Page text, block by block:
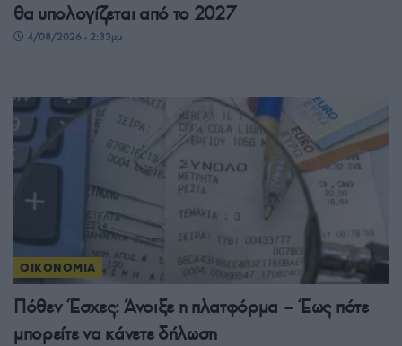
θα υπολογίζεται από το 2027
4/08/2026 - 2:33μμ
ΟΙΚΟΝΟΜΙΑ
Πόθεν Έσχες: Άνοιξε η πλατφόρμα – Έως πότε
μπορείτε να κάνετε δήλωση